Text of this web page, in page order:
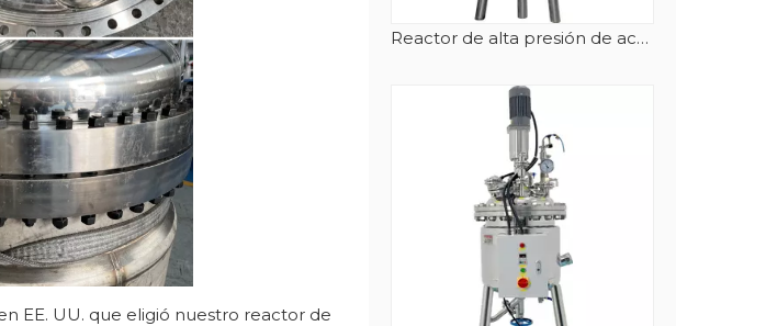
EE. UU. que eligió nuestro reactor de
Reactor de alta presión de acero inoxidable de 500L